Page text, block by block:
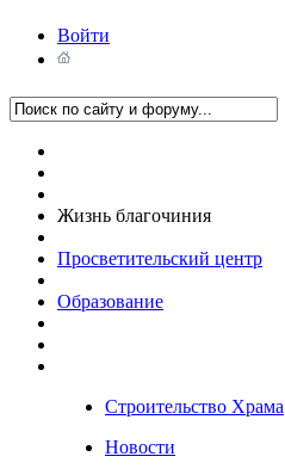
Войти
Жизнь благочиния
Просветительский центр
Образование
Строительство Храма
Новости